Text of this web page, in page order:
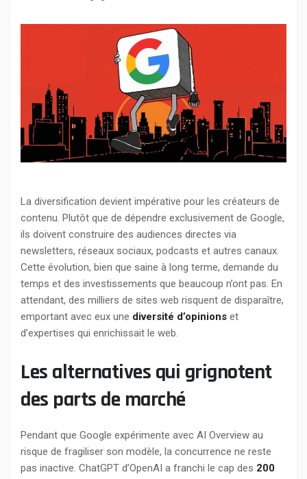
La diversification devient impérative pour les créateurs de
contenu. Plutôt que de dépendre exclusivement de Google,
ils doivent construire des audiences directes via
newsletters, réseaux sociaux, podcasts et autres canaux.
Cette évolution, bien que saine à long terme, demande du
temps et des investissements que beaucoup n’ont pas. En
attendant, des milliers de sites web risquent de disparaître,
emportant avec eux une diversité d’opinions et
d’expertises qui enrichissait le web.
Les alternatives qui grignotent
des parts de marché
Pendant que Google expérimente avec AI Overview au
risque de fragiliser son modèle, la concurrence ne reste
pas inactive. ChatGPT d’OpenAI a franchi le cap des 200